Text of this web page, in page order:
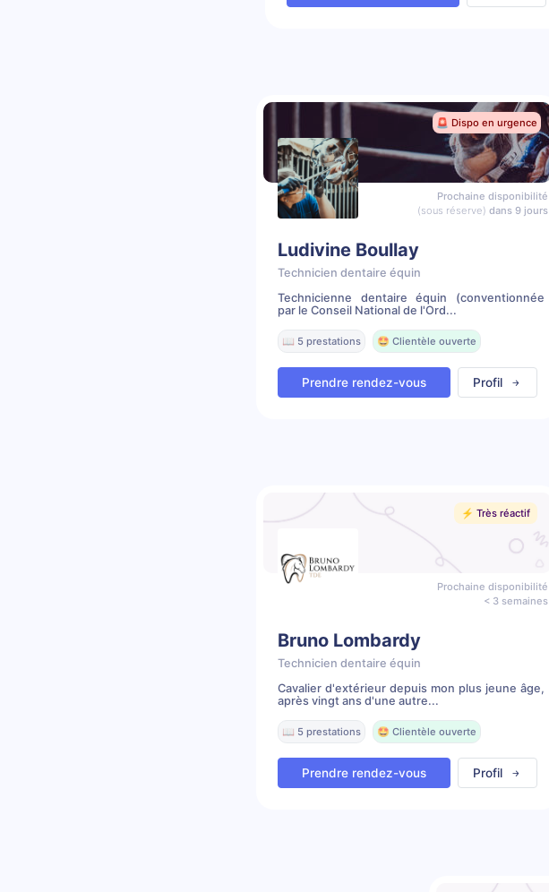
🚨 Dispo en urgence
Prochaine disponibilité
(sous réserve) dans 9 jours
Ludivine Boullay
Technicien dentaire équin
Technicienne dentaire équin (conventionnée
par le Conseil National de l'Ord...
📖 5 prestations 🤩 Clientèle ouverte
Prendre rendez-vous Profil
⚡️ Très réactif
Prochaine disponibilité
< 3 semaines
Bruno Lombardy
Technicien dentaire équin
Cavalier d'extérieur depuis mon plus jeune âge,
après vingt ans d'une autre...
📖 5 prestations 🤩 Clientèle ouverte
Prendre rendez-vous Profil